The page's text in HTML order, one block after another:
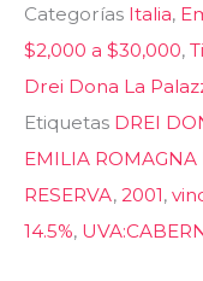
Categorías Italia,
$2,000 a $30,000,
Drei Dona La
Etiquetas DREI
EMILIA ROMAGNA
RESERVA, 2001,
14.5%,